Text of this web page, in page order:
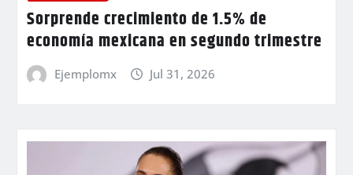
Sorprende crecimiento de 1.5% de
economía mexicana en segundo trimestre
Ejemplomx Jul 31, 2026